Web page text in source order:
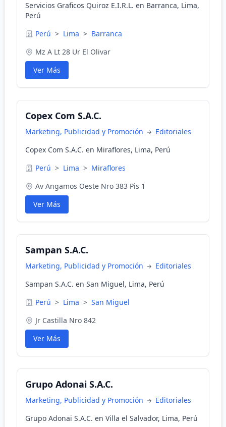
Servicios Graficos Quiroz E.I.R.L. en Barranca, Lima,
Perú
Perú > Lima > Barranca
Mz A Lt 28 Ur El Olivar
Ver Más
Copex Com S.A.C.
Marketing, Publicidad y Promoción
Editoriales
Copex Com S.A.C. en Miraflores, Lima, Perú
Perú > Lima > Miraflores
Av Angamos Oeste Nro 383 Pis 1
Ver Más
Sampan S.A.C.
Marketing, Publicidad y Promoción
Editoriales
Sampan S.A.C. en San Miguel, Lima, Perú
Perú > Lima > San Miguel
Jr Castilla Nro 842
Ver Más
Grupo Adonai S.A.C.
Marketing, Publicidad y Promoción
Editoriales
Grupo Adonai S.A.C. en Villa el Salvador, Lima, Perú